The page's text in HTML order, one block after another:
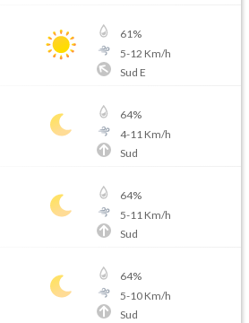
61%
5-12 Km/h
Sud E
64%
4-11 Km/h
Sud
64%
5-11 Km/h
Sud
64%
5-10Km/h
Sud